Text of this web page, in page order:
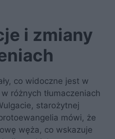
i zmiany
co widoczne jest w
różnych tłumaczeniach
starożytnej
mówi, że
węża, co wskazuje